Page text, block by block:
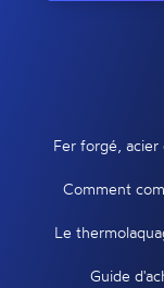
Fer forgé,
Comment
Le
Guide